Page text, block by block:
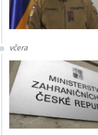
včera